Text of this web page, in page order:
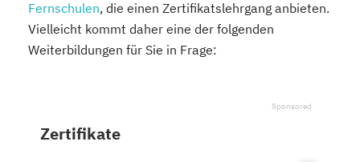
Fernschulen, die einen Zertifikatslehrgang anbieten.
Vielleicht kommt daher eine der folgenden
Weiterbildungen für Sie in Frage:
Zertifikate